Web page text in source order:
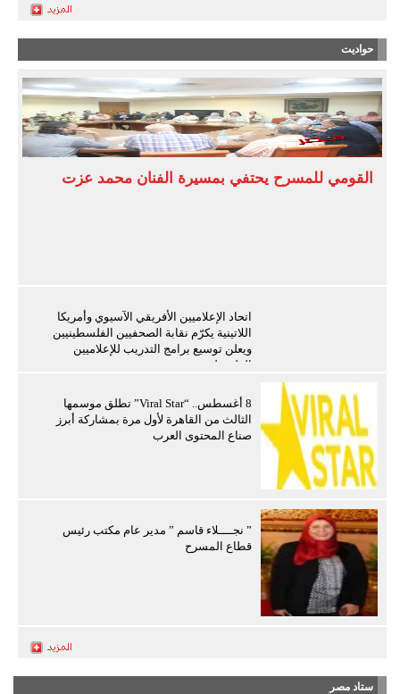
حواديت
القومي للمسرح يحتفي بمسيرة الفنان محمد عزت
اتحاد الإعلاميين الأفريقي الآسيوي وأمريكا
اللاتينية يكرّم نقابة الصحفيين الفلسطينيين
ويعلن توسيع برامج التدريب للإعلاميين
الفلسطينيين
8 أغسطس.. “Viral Star” تطلق موسمها
الثالث من القاهرة لأول مرة بمشاركة أبرز
صناع المحتوى العرب
” نجــــلاء قاسم ” مدير عام مكتب رئيس
قطاع المسرح
ستاد مصر